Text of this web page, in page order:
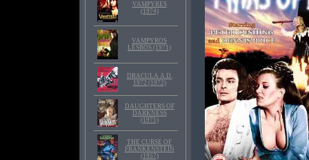
VAMPYRES
(1974)
VAMPYROS
LESBOS (1971)
DRACULA A.D.
1972 (1972)
DAUGHTERS OF
DARKNESS
(1971)
THE CURSE OF
FRANKENSTEIN
(1957)